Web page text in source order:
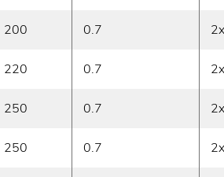
200 0.7
220 0.7
250 0.7
250 0.7